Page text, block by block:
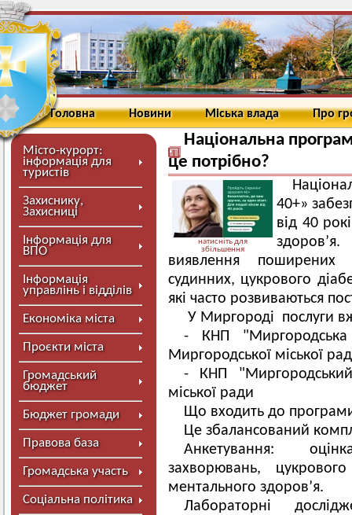
Головна Новини Міська влада Про
Місто-курорт:
інформація для
туристів
Захиснику,
Захисниці
Інформація для
ВПО
Інформація
управлінь і відділів
Економіка міста
Проєкти міста
Громадський
бюджет
Бюджет громади
Правова база
Громадська участь
Соціальна політика
Національна
це потрібно?
натисніть для
збільшення
40+»
від 40
виявлення поширених
судинних, цукрового
які часто розвиваються
У Миргороді послуги
- КНП "Миргородська
Миргородської міської
- КНП
міської ради
Що входить до
Це збалансований
Анкетування:
захворювань,
ментального здоров’я.
Лабораторні